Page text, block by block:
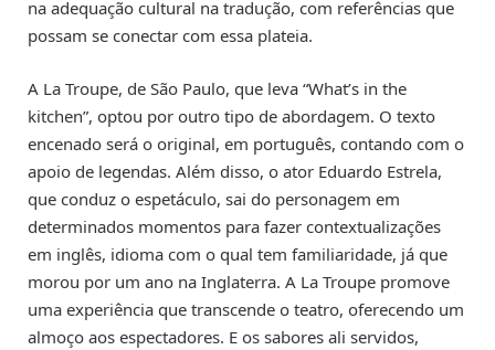
na adequação cultural na tradução, com referências que
possam se conectar com essa plateia.
A La Troupe, de São Paulo, que leva “What’s in the
kitchen”, optou por outro tipo de abordagem. O texto
encenado será o original, em português, contando com o
apoio de legendas. Além disso, o ator Eduardo Estrela,
que conduz o espetáculo, sai do personagem em
determinados momentos para fazer contextualizações
em inglês, idioma com o qual tem familiaridade, já que
morou por um ano na Inglaterra. A La Troupe promove
uma experiência que transcende o teatro, oferecendo um
almoço aos espectadores. E os sabores ali servidos,